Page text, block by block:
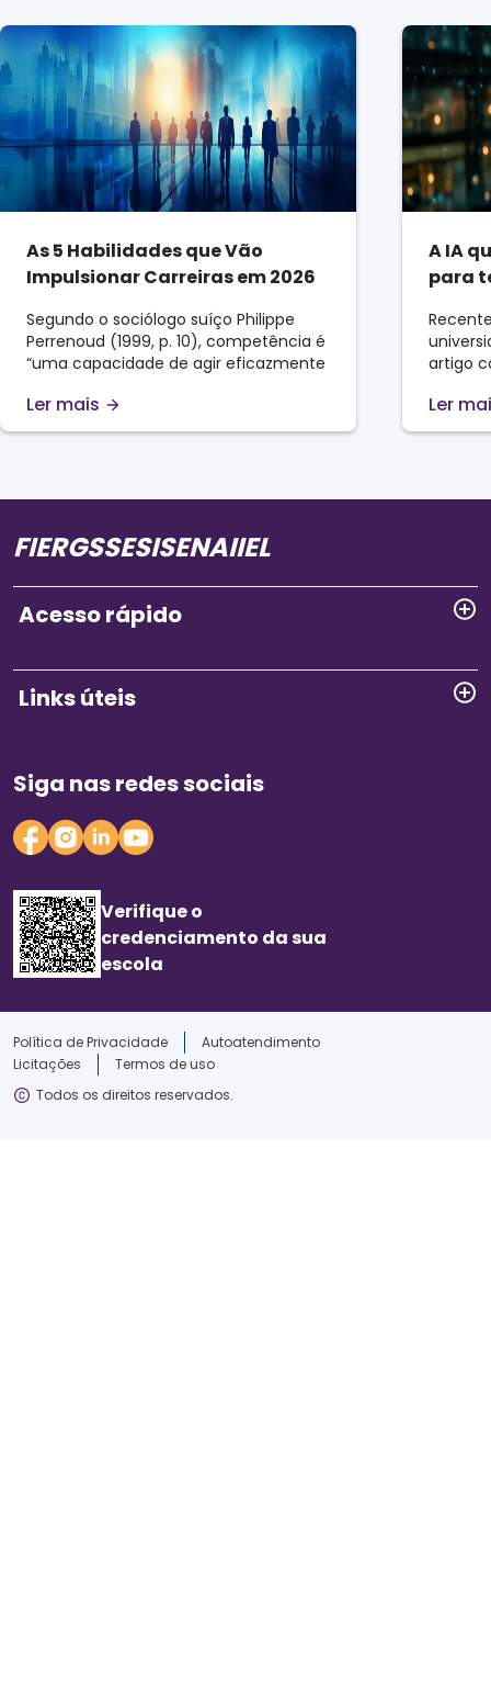
As 5 Habilidades que Vão
Impulsionar Carreiras em 2026
Segundo o sociólogo suíço Philippe
Perrenoud (1999, p. 10), competência é
“uma capacidade de agir eficazmente
apoiada em conhecimentos, mas sem
limitar-se a eles”. Essa definição revela
transformá-los em ação. Embora os
Ler mais
A IA
para
artigo
o
teorias
Ler
FIERGSSESISENAIIEL
Acesso rápido
Links úteis
Siga nas redes sociais
Verifique o
credenciamento da sua
escola
Política de Privacidade
Autoatendimento
Licitações
Termos de uso
Todos os direitos reservados.